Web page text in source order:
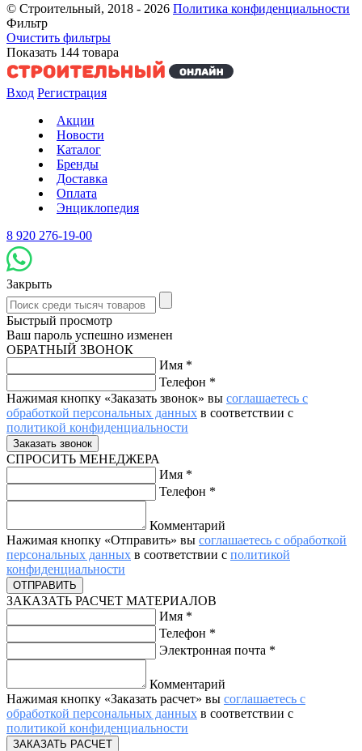
© Строительный, 2018 - 2026 Политика конфиденциальности
Фильтр
Очистить фильтры
Показать 144 товара
Вход Регистрация
Акции
Новости
Каталог
Бренды
Доставка
Оплата
Энциклопедия
8 920 276-19-00
Закрыть
Быстрый просмотр
Ваш пароль успешно изменен
ОБРАТНЫЙ ЗВОНОК
Имя *
Телефон *
Нажимая кнопку «Заказать звонок» вы соглашаетесь с
обработкой персональных данных в соответствии с
политикой конфиденциальности
СПРОСИТЬ МЕНЕДЖЕРА
Имя *
Телефон *
Комментарий
Нажимая кнопку «Отправить» вы соглашаетесь с обработкой
персональных данных в соответствии с политикой
конфиденциальности
ЗАКАЗАТЬ РАСЧЕТ МАТЕРИАЛОВ
Имя *
Телефон *
Электронная почта *
Комментарий
Нажимая кнопку «Заказать расчет» вы соглашаетесь с
обработкой персональных данных в соответствии с
политикой конфиденциальности